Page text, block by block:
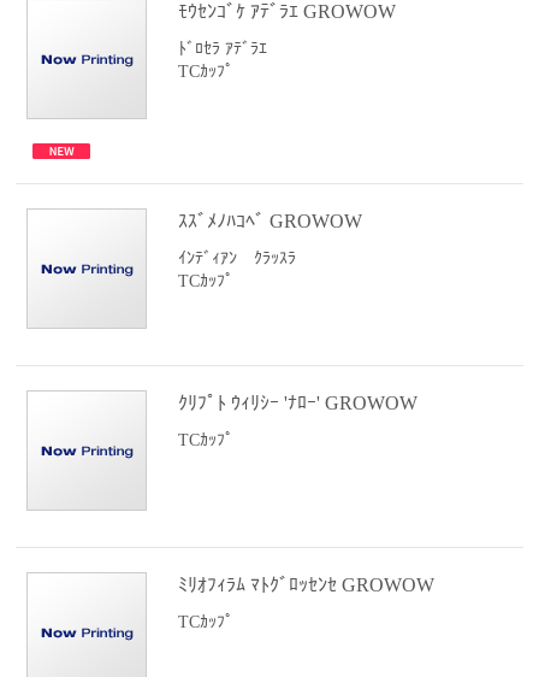
ﾓｳｾﾝｺﾞｹ ｱﾃﾞﾗｴ GROWOW
ﾄﾞﾛｾﾗ ｱﾃﾞﾗｴ
TCｶｯﾌﾟ
ｽｽﾞﾒﾉﾊｺﾍﾞ GROWOW
ｲﾝﾃﾞｨｱﾝ ｸﾗｯｽﾗ
TCｶｯﾌﾟ
ｸﾘﾌﾟﾄ ｳｨﾘｼｰ 'ﾅﾛｰ' GROWOW
TCｶｯﾌﾟ
ﾐﾘｵﾌｨﾗﾑ ﾏﾄｸﾞﾛｯｾﾝｾ GROWOW
TCｶｯﾌﾟ